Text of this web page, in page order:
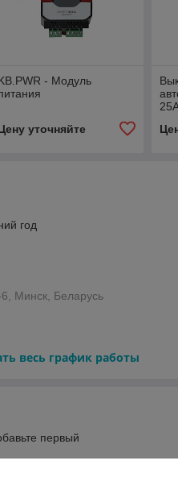
- Модуль
уточняйте
год
Минск, Беларусь
весь график работы
первый